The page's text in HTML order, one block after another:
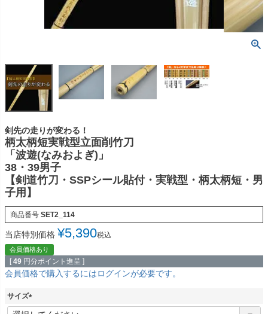
剣先の走りが変わる！
柄太柄短実戦型立面削竹刀
「波遊(なみおよぎ)」
38・39男子
【剣道竹刀・SSPシール貼付・実戦型・柄太柄短・男
子用】
商品番号 SET2_114
当店特別価格 ¥5,390税込
会員価格あり
[ 49 円分ポイント進呈 ]
会員価格で購入するにはログインが必要です。
サイズ
(